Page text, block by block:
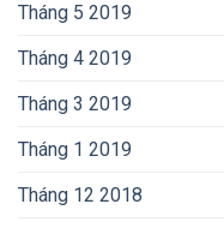
Tháng 5 2019
Tháng 4 2019
Tháng 3 2019
Tháng 1 2019
Tháng 12 2018